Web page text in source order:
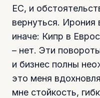
ЕС, и
вернуться. Ирония
иначе: Кипр в
– нет. Эти
и бизнес полны
это меня
мне стойкость,